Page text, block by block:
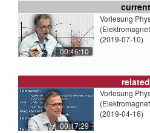
current
00:46:10
Vorlesung
(2019-07-10)
related
00:17:29
Vorlesung
(2019-04-16)